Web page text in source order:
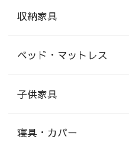
収納家具
ベッド・マットレス
子供家具
寝具・カバー